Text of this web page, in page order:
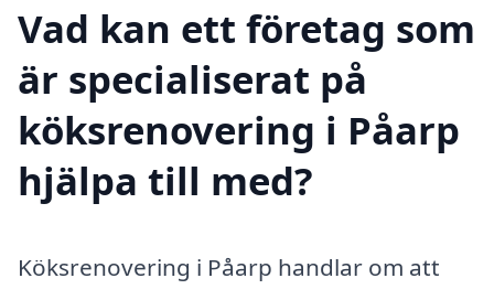
Vad kan ett företag som
är specialiserat på
köksrenovering i Påarp
hjälpa till med?
Köksrenovering i Påarp handlar om att